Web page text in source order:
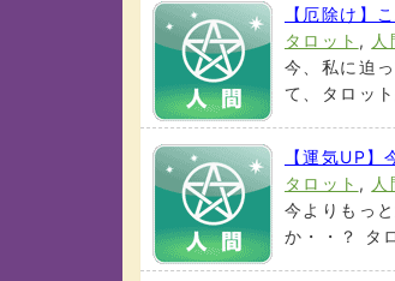
【厄除け】
タロット , 人
今、私に迫
て、タロッ
【運気UP
タロット , 人
今よりもっ
か・・？ タ